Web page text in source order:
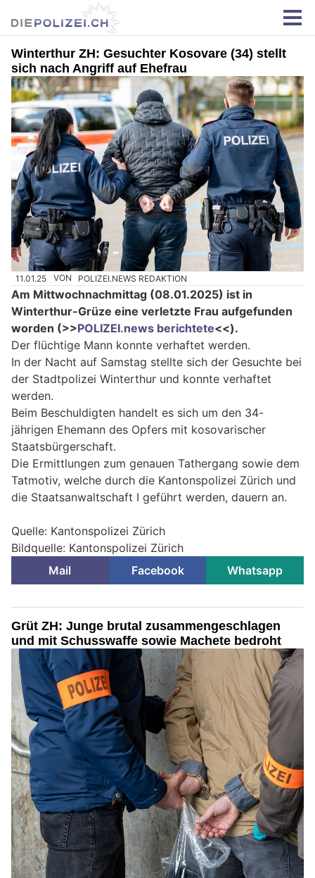
Winterthur ZH: Gesuchter Kosovare (34) stellt
sich nach Angriff auf Ehefrau
11.01.25 VON POLIZEI.NEWS REDAKTION
Am Mittwochnachmittag (08.01.2025) ist in
Winterthur-Grüze eine verletzte Frau aufgefunden
worden (>>POLIZEI.news berichtete<<).
Der flüchtige Mann konnte verhaftet werden.
In der Nacht auf Samstag stellte sich der Gesuchte bei
der Stadtpolizei Winterthur und konnte verhaftet
werden.
Beim Beschuldigten handelt es sich um den 34-
jährigen Ehemann des Opfers mit kosovarischer
Staatsbürgerschaft.
Die Ermittlungen zum genauen Tathergang sowie dem
Tatmotiv, welche durch die Kantonspolizei Zürich und
die Staatsanwaltschaft I geführt werden, dauern an.
Quelle: Kantonspolizei Zürich
Bildquelle: Kantonspolizei Zürich
Mail
Facebook Whatsapp
Grüt ZH: Junge brutal zusammengeschlagen
und mit Schusswaffe sowie Machete bedroht